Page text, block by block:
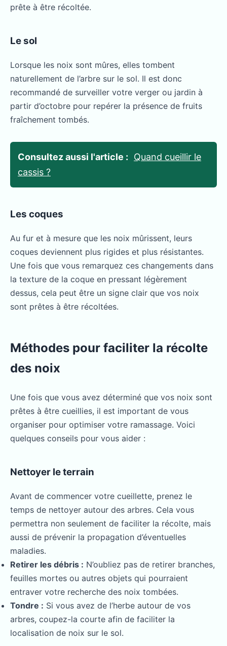
prête à être récoltée.
Le sol
Lorsque les noix sont mûres, elles tombent
naturellement de l’arbre sur le sol. Il est donc
recommandé de surveiller votre verger ou jardin à
partir d’octobre pour repérer la présence de fruits
fraîchement tombés.
Consultez aussi l'article :
Quand cueillir le
cassis ?
Les coques
Au fur et à mesure que les noix mûrissent, leurs
coques deviennent plus rigides et plus résistantes.
Une fois que vous remarquez ces changements dans
la texture de la coque en pressant légèrement
dessus, cela peut être un signe clair que vos noix
sont prêtes à être récoltées.
Méthodes pour faciliter la récolte
des noix
Une fois que vous avez déterminé que vos noix sont
prêtes à être cueillies, il est important de vous
organiser pour optimiser votre ramassage. Voici
quelques conseils pour vous aider :
Nettoyer le terrain
Avant de commencer votre cueillette, prenez le
temps de nettoyer autour des arbres. Cela vous
permettra non seulement de faciliter la récolte, mais
aussi de prévenir la propagation d’éventuelles
maladies.
Retirer les débris : N’oubliez pas de retirer branches,
feuilles mortes ou autres objets qui pourraient
entraver votre recherche des noix tombées.
Tondre : Si vous avez de l’herbe autour de vos
arbres, coupez-la courte afin de faciliter la
localisation de noix sur le sol.